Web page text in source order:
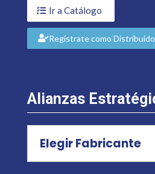
Ir a Catálogo
Regístrate como
Alianzas
Elegir Fabricante